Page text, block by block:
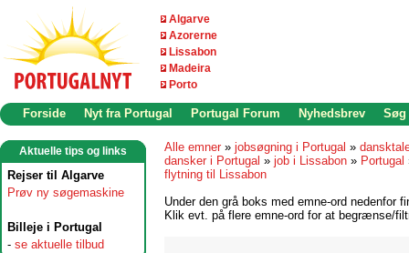
Algarve
Azorerne
Lissabon
Madeira
Porto
Forside Nyt fra Portugal Portugal Forum Nyhedsbrev Søg
Aktuelle tips og links
Rejser til Algarve
Prøv ny søgemaskine
Billeje i Portugal
- se aktuelle tilbud
Alle emner » jobsøgning i Portugal »
dansker i Portugal » job i Lissabon » Portugal
flytning til Lissabon
Under den grå boks med emne-ord nedenfor
Klik evt. på flere emne-ord for at begrænse/